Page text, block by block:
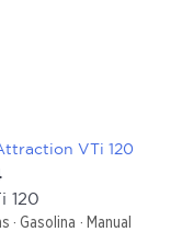
120
Gasolina
Manual